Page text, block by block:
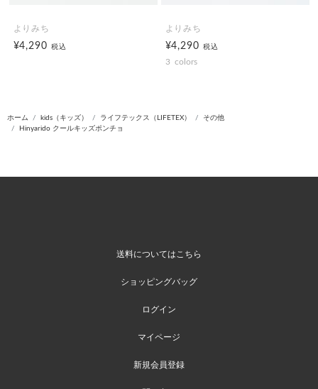
よりみち
¥4,290税込
よりみち
¥4,290税込
3 colors
ホーム kids（キッズ） ライフテックス（LIFETEX）
その他
Hinyarido クールキッズポンチョ
送料についてはこちら
ショッピングバッグ
ログイン
マイページ
新規会員登録